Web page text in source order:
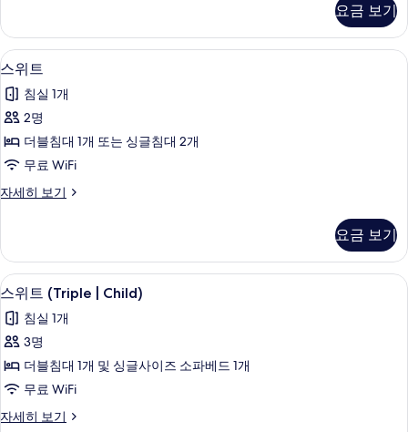
보
기
자
세
히
기
요금 보기
스
위
트
사
진
모
두
기
1
스위트
침실 1개
2명
더블침대 1개 또는 싱글침대 2개
무료 WiFi
자세히 보기
스
세
히
보
요금 보기
스
위
트
(Triple
Child)
사
1
스위트 (Triple | Child)
침실 1개
3명
더블침대 1개 및 싱글사이즈 소파베드 1개
무료 WiFi
자세히 보기
스